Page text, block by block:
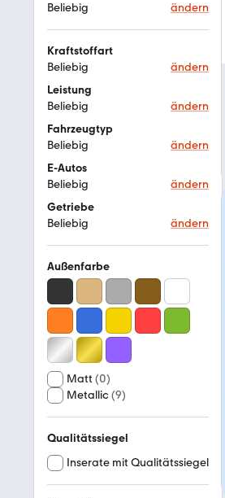
Beliebig
ändern
Kraftstoffart
Beliebig
ändern
Leistung
Beliebig
ändern
Fahrzeugtyp
Beliebig
ändern
E-Autos
Beliebig
ändern
Getriebe
Beliebig
ändern
Außenfarbe
Matt (0)
Metallic(9)
Qualitätssiegel
Inserate mit Qualitätssiegel